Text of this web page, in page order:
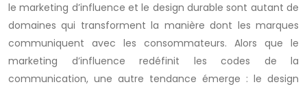
le marketing d’influence et le design durable sont autant de
domaines qui transforment la manière dont les marques
communiquent avec les consommateurs. Alors que le
marketing d’influence redéfinit les codes de la
communication, une autre tendance émerge : le design